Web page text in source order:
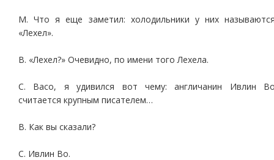
М. Что я еще заметил: холодильники у них
«Лехел».
В. «Лехел?» Очевидно, по имени того Лехела.
С. Васо, я удивился вот чему: англичанин Ивлин
считается крупным писателем…
В. Как вы сказали?
С. Ивлин Во.